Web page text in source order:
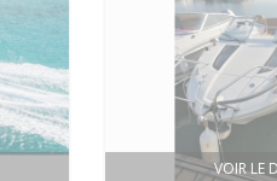
VOIR LE